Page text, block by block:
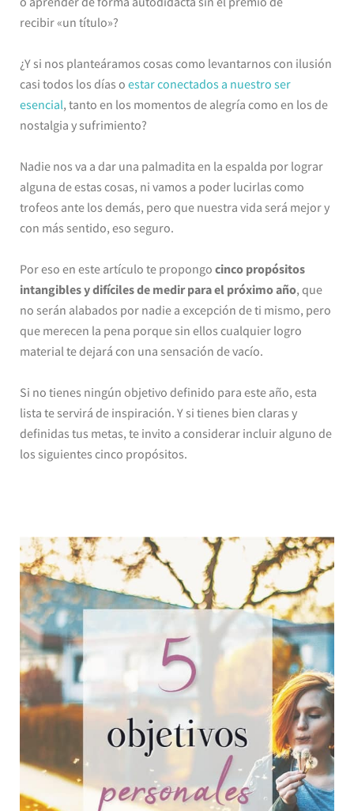
recibir «un título»?
¿Y si nos planteáramos cosas como levantarnos con ilusión
casi todos los días o estar conectados a nuestro ser
esencial, tanto en los momentos de alegría como en los de
nostalgia y sufrimiento?
Nadie nos va a dar una palmadita en la espalda por lograr
alguna de estas cosas, ni vamos a poder lucirlas como
trofeos ante los demás, pero que nuestra vida será mejor y
con más sentido, eso seguro.
Por eso en este artículo te propongo cinco propósitos
intangibles y difíciles de medir para el próximo año, que
no serán alabados por nadie a excepción de ti mismo, pero
que merecen la pena porque sin ellos cualquier logro
material te dejará con una sensación de vacío.
Si no tienes ningún objetivo definido para este año, esta
lista te servirá de inspiración. Y si tienes bien claras y
definidas tus metas, te invito a considerar incluir alguno de
los siguientes cinco propósitos.